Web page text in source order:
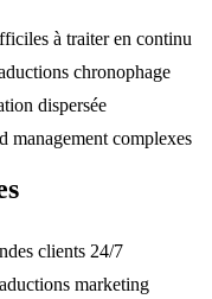
à traiter en continu
chronophage
dispersée
management complexes
clients 24/7
marketing